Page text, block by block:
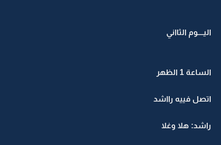
اليــــوم الثااني
الساعة 1 الظهر
اتصل فييه رااشد
راشد: هلا وغلا